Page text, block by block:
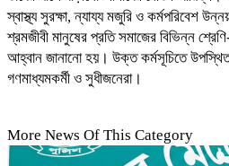
স্বাস্থ্য সুরক্ষা, ন্যায্য মজুরি ও কর্মপরিবেশ
শ্রমজীবী মানুষের প্রতি সমাজের বিভিন্ন
আহ্বান জানানো হয়। উক্ত কর্মসূচিতে
গণমাধ্যমকর্মী ও সুধীজনেরা।
More News Of This Category